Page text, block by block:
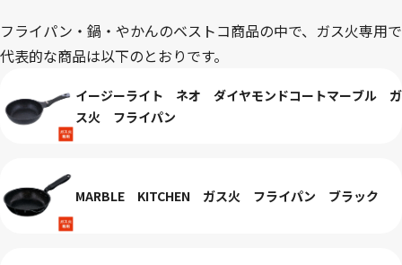
フライパン・鍋・やかんのベストコ商品の中で、ガス火専用で
代表的な商品は以下のとおりです。
イージーライト ネオ ダイヤモンドコートマーブル ガ
ス火 フライパン
MARBLE KITCHEN ガス火 フライパン ブラック